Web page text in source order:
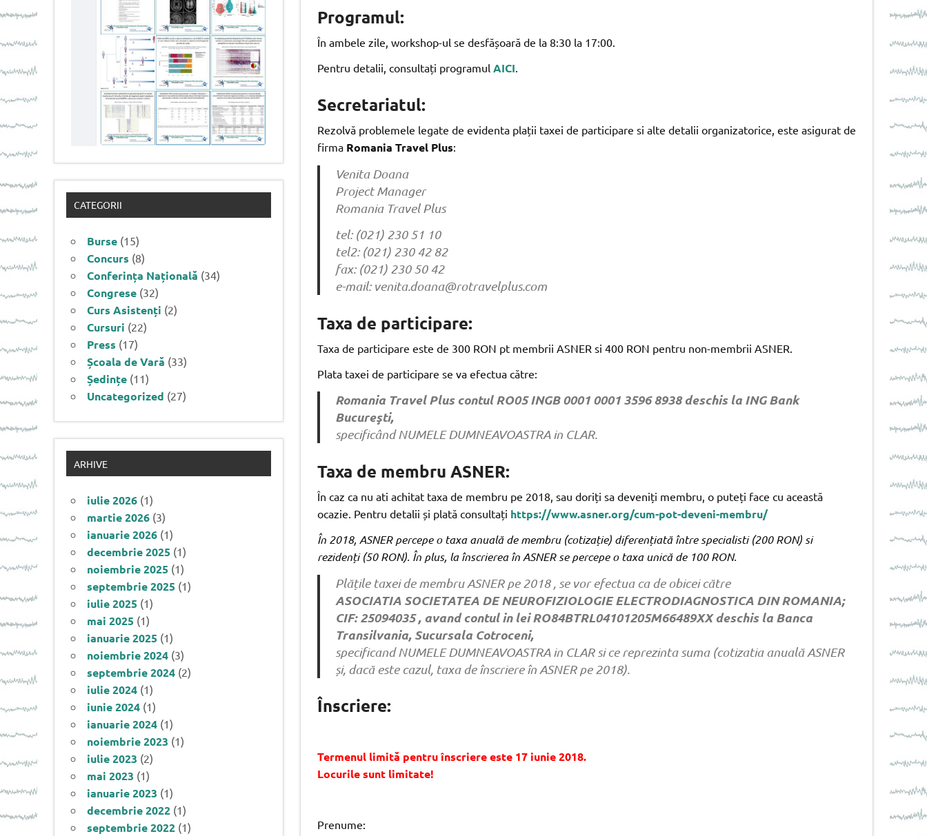
Programul:
În ambele zile, workshop-ul se desfășoară de la 8:30 la 17:00.
Pentru detalii, consultați programul AICI.
Secretariatul:
Rezolvă problemele legate de evidenta plații taxei de participare si alte detalii organizatorice, este asigurat de
firma Romania Travel Plus:
Venita Doana
Project Manager
Romania Travel Plus
tel: (021) 230 51 10
tel2: (021) 230 42 82
fax: (021) 230 50 42
e-mail: venita.doana@rotravelplus.com
Taxa de participare:
Taxa de participare este de 300 RON pt membrii ASNER si 400 RON pentru non-membrii ASNER.
Plata taxei de participare se va efectua către:
Romania Travel Plus contul RO05 INGB 0001 0001 3596 8938 deschis la ING Bank
Bucureşti,
specificând NUMELE DUMNEAVOASTRA in CLAR.
Taxa de membru ASNER:
În caz ca nu ati achitat taxa de membru pe 2018, sau doriți sa deveniți membru, o puteți face cu această
ocazie. Pentru detalii și plată consultați https://www.asner.org/cum-pot-deveni-membru/
În 2018, ASNER percepe o taxa anuală de membru (cotizație) diferențiată între specialisti (200 RON) si
rezidenți (50 RON). În plus, la înscrierea în ASNER se percepe o taxa unică de 100 RON.
Plățile taxei de membru ASNER pe 2018 , se vor efectua ca de obicei către
ASOCIATIA SOCIETATEA DE NEUROFIZIOLOGIE ELECTRODIAGNOSTICA DIN ROMANIA;
CIF: 25094035 , avand contul in lei RO84BTRL04101205M66489XX deschis la Banca
Transilvania, Sucursala Cotroceni,
specificand NUMELE DUMNEAVOASTRA in CLAR si ce reprezinta suma (cotizatia anuală ASNER
și, dacă este cazul, taxa de înscriere în ASNER pe 2018).
Înscriere:
Termenul limită pentru înscriere este 17 iunie 2018.
Locurile sunt limitate!
Prenume:
CATEGORII
Burse(15)
Concurs (8)
Conferința Națională (34)
Congrese(32)
Curs Asistenți (2)
Cursuri (22)
Press (17)
Școala de Vară (33)
Ședințe(11)
Uncategorized (27)
ARHIVE
iulie 2026(1)
martie 2026(3)
ianuarie 2026(1)
decembrie 2025(1)
noiembrie 2025(1)
septembrie 2025(1)
iulie 2025(1)
mai 2025(1)
ianuarie 2025(1)
noiembrie 2024(3)
septembrie 2024(2)
iulie 2024(1)
iunie 2024(1)
ianuarie 2024(1)
noiembrie 2023 (1)
iulie 2023 (2)
mai 2023 (1)
ianuarie 2023 (1)
decembrie 2022 (1)
septembrie 2022 (1)